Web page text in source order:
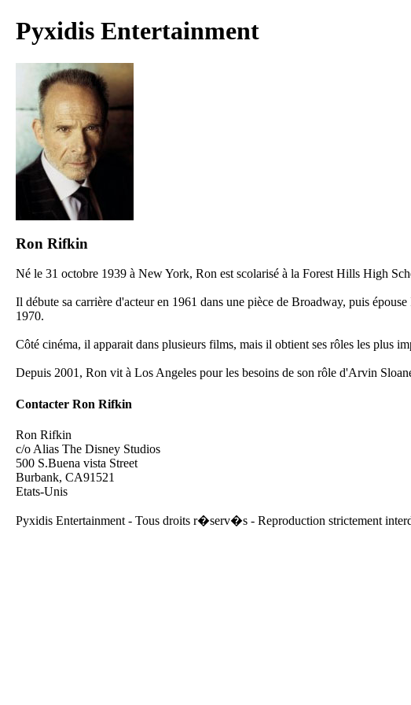
Pyxidis Entertainment
Ron Rifkin
Né le 31 octobre 1939 à New York, Ron est scolarisé à la Forest Hills High
Il débute sa carrière d'acteur en 1961 dans une pièce de Broadway, puis
1970.
Côté cinéma, il apparait dans plusieurs films, mais il obtient ses rôles les plus
Depuis 2001, Ron vit à Los Angeles pour les besoins de son rôle d'Arvin
Contacter Ron Rifkin
Ron Rifkin
c/o Alias The Disney Studios
500 S.Buena vista Street
Burbank, CA91521
Etats-Unis
Pyxidis Entertainment - Tous droits r�serv�s - Reproduction strictement